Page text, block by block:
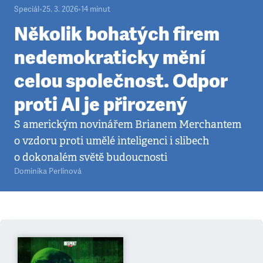
Speciál •25. 3. 2026•14 minut
Několik bohatých firem
nedemokraticky mění
celou společnost. Odpor
proti AI je přirozený
S americkým novinářem Brianem Merchantem
o vzdoru proti umělé inteligenci i slibech
o dokonalém světě budoucnosti
Dominika Perlínová